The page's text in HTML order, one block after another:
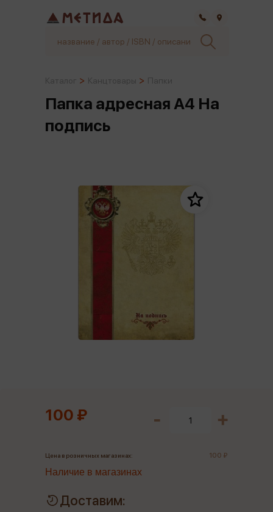
Папка адресная А4 На
подпись
100 ₽
Цена в розничных магазинах: 100 ₽
Наличие в магазинах
Доставим: